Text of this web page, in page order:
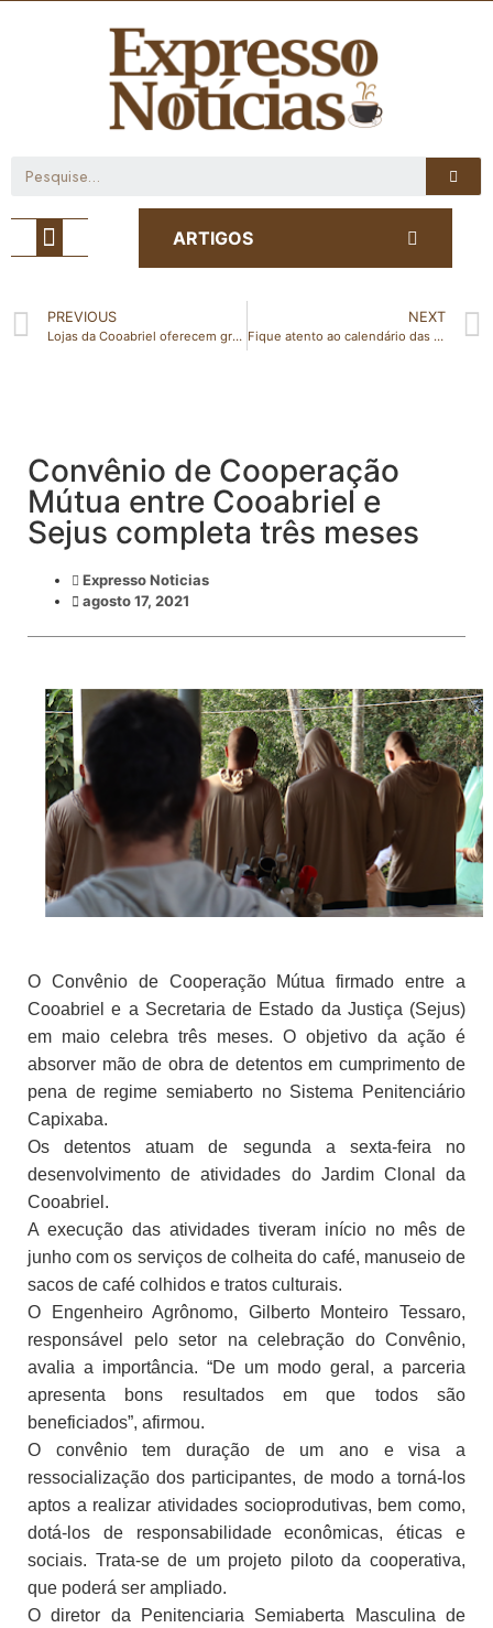
ARTIGOS
PREVIOUS
Lojas da Cooabriel oferecem grandes ofertas na maior promoção do ano
NEXT
Fique atento ao calendário das faixas etárias da sua cidade e vacine-se contra a COVID-19
Convênio de Cooperação
Mútua entre Cooabriel e
Sejus completa três meses
Expresso Noticias
agosto 17, 2021
O Convênio de Cooperação Mútua firmado entre a
Cooabriel e a Secretaria de Estado da Justiça (Sejus)
em maio celebra três meses. O objetivo da ação é
absorver mão de obra de detentos em cumprimento de
pena de regime semiaberto no Sistema Penitenciário
Capixaba.
Os detentos atuam de segunda a sexta-feira no
desenvolvimento de atividades do Jardim Clonal da
Cooabriel.
A execução das atividades tiveram início no mês de
junho com os serviços de colheita do café, manuseio de
sacos de café colhidos e tratos culturais.
O Engenheiro Agrônomo, Gilberto Monteiro Tessaro,
responsável pelo setor na celebração do Convênio,
avalia a importância. “De um modo geral, a parceria
apresenta bons resultados em que todos são
beneficiados”, afirmou.
O convênio tem duração de um ano e visa a
ressocialização dos participantes, de modo a torná-los
aptos a realizar atividades socioprodutivas, bem como,
dotá-los de responsabilidade econômicas, éticas e
sociais. Trata-se de um projeto piloto da cooperativa,
que poderá ser ampliado.
O diretor da Penitenciaria Semiaberta Masculina de